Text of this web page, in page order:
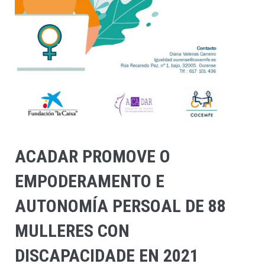
ACADAR PROMOVE O
EMPODERAMENTO E
AUTONOMÍA PERSOAL DE 88
MULLERES CON
DISCAPACIDADE EN 2021